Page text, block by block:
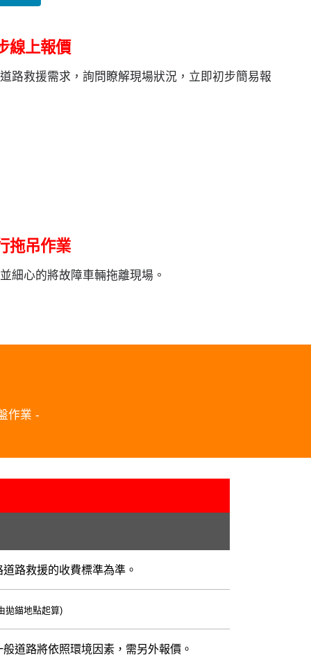
線上報價
路救援需求，詢問瞭解現場狀況，立即初步簡易報
拖吊作業
細心的將故障車輛拖離現場。
作業 -
路救援的收費標準為準。
拋錨地點起算)
道路將依照環境因素，需另外報價。